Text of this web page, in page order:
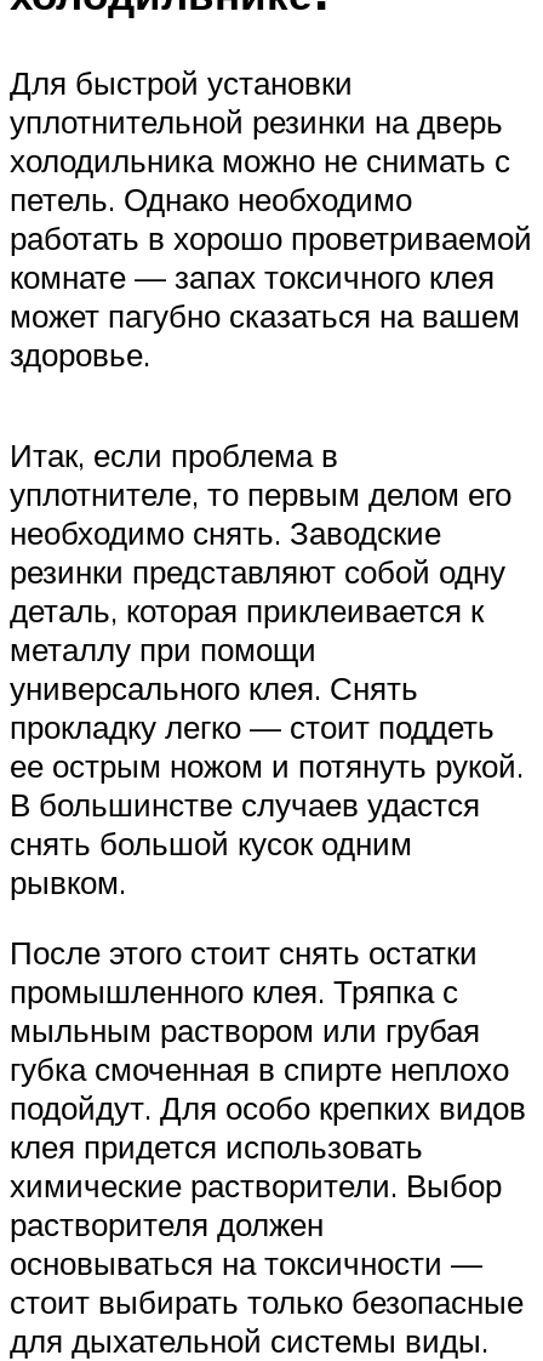
Для быстрой установки
уплотнительной резинки на дверь
холодильника можно не снимать с
петель. Однако необходимо
работать в хорошо проветриваемой
комнате — запах токсичного клея
может пагубно сказаться на вашем
здоровье.
Итак, если проблема в
уплотнителе, то первым делом его
необходимо снять. Заводские
резинки представляют собой одну
деталь, которая приклеивается к
металлу при помощи
универсального клея. Снять
прокладку легко — стоит поддеть
ее острым ножом и потянуть рукой.
В большинстве случаев удастся
снять большой кусок одним
рывком.
После этого стоит снять остатки
промышленного клея. Тряпка с
мыльным раствором или грубая
губка смоченная в спирте неплохо
подойдут. Для особо крепких видов
клея придется использовать
химические растворители. Выбор
растворителя должен
основываться на токсичности —
стоит выбирать только безопасные
для дыхательной системы виды.